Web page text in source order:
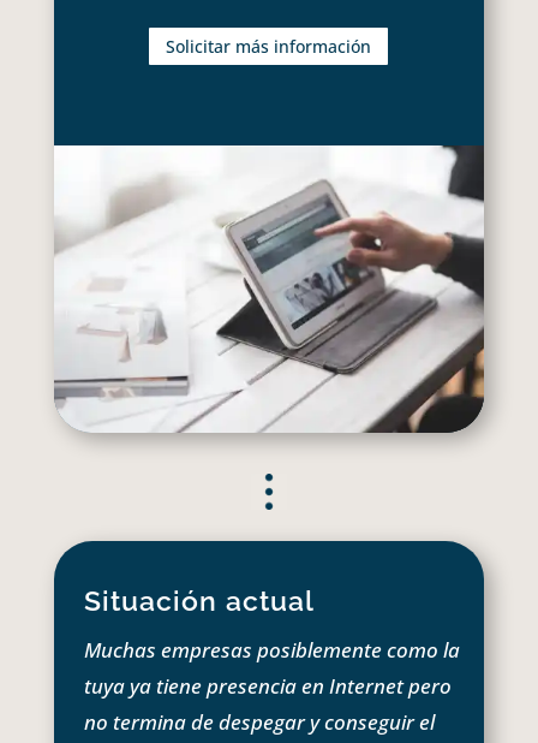
Solicitar más información
Situación actual
Muchas empresas posiblemente como la
tuya ya tiene presencia en Internet pero
no termina de despegar y conseguir el